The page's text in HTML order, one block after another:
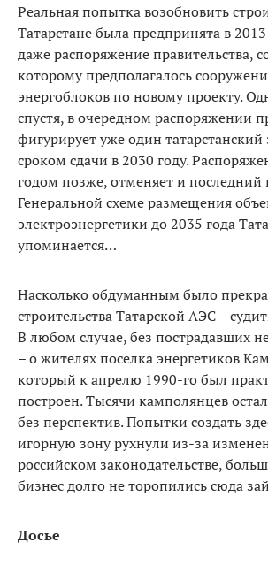
Реальная попытка возобновить
Татарстане была предпринята в
даже распоряжение правительства,
которому предполагалось
энергоблоков по новому проекту.
спустя, в очередном распоряжении
фигурирует уже один татарстанский
сроком сдачи в 2030 году.
годом позже, отменяет и последний
Генеральной схеме размещения
электроэнергетики до 2035 года
упоминается…
Насколько обдуманным было
строительства Татарской АЭС –
В любом случае, без пострадавших
– о жителях поселка энергетиков
который к апрелю 1990-го был
построен. Тысячи камполянцев
без перспектив. Попытки создать
игорную зону рухнули из-за
российском законодательстве,
бизнес долго не торопились сюда
Досье